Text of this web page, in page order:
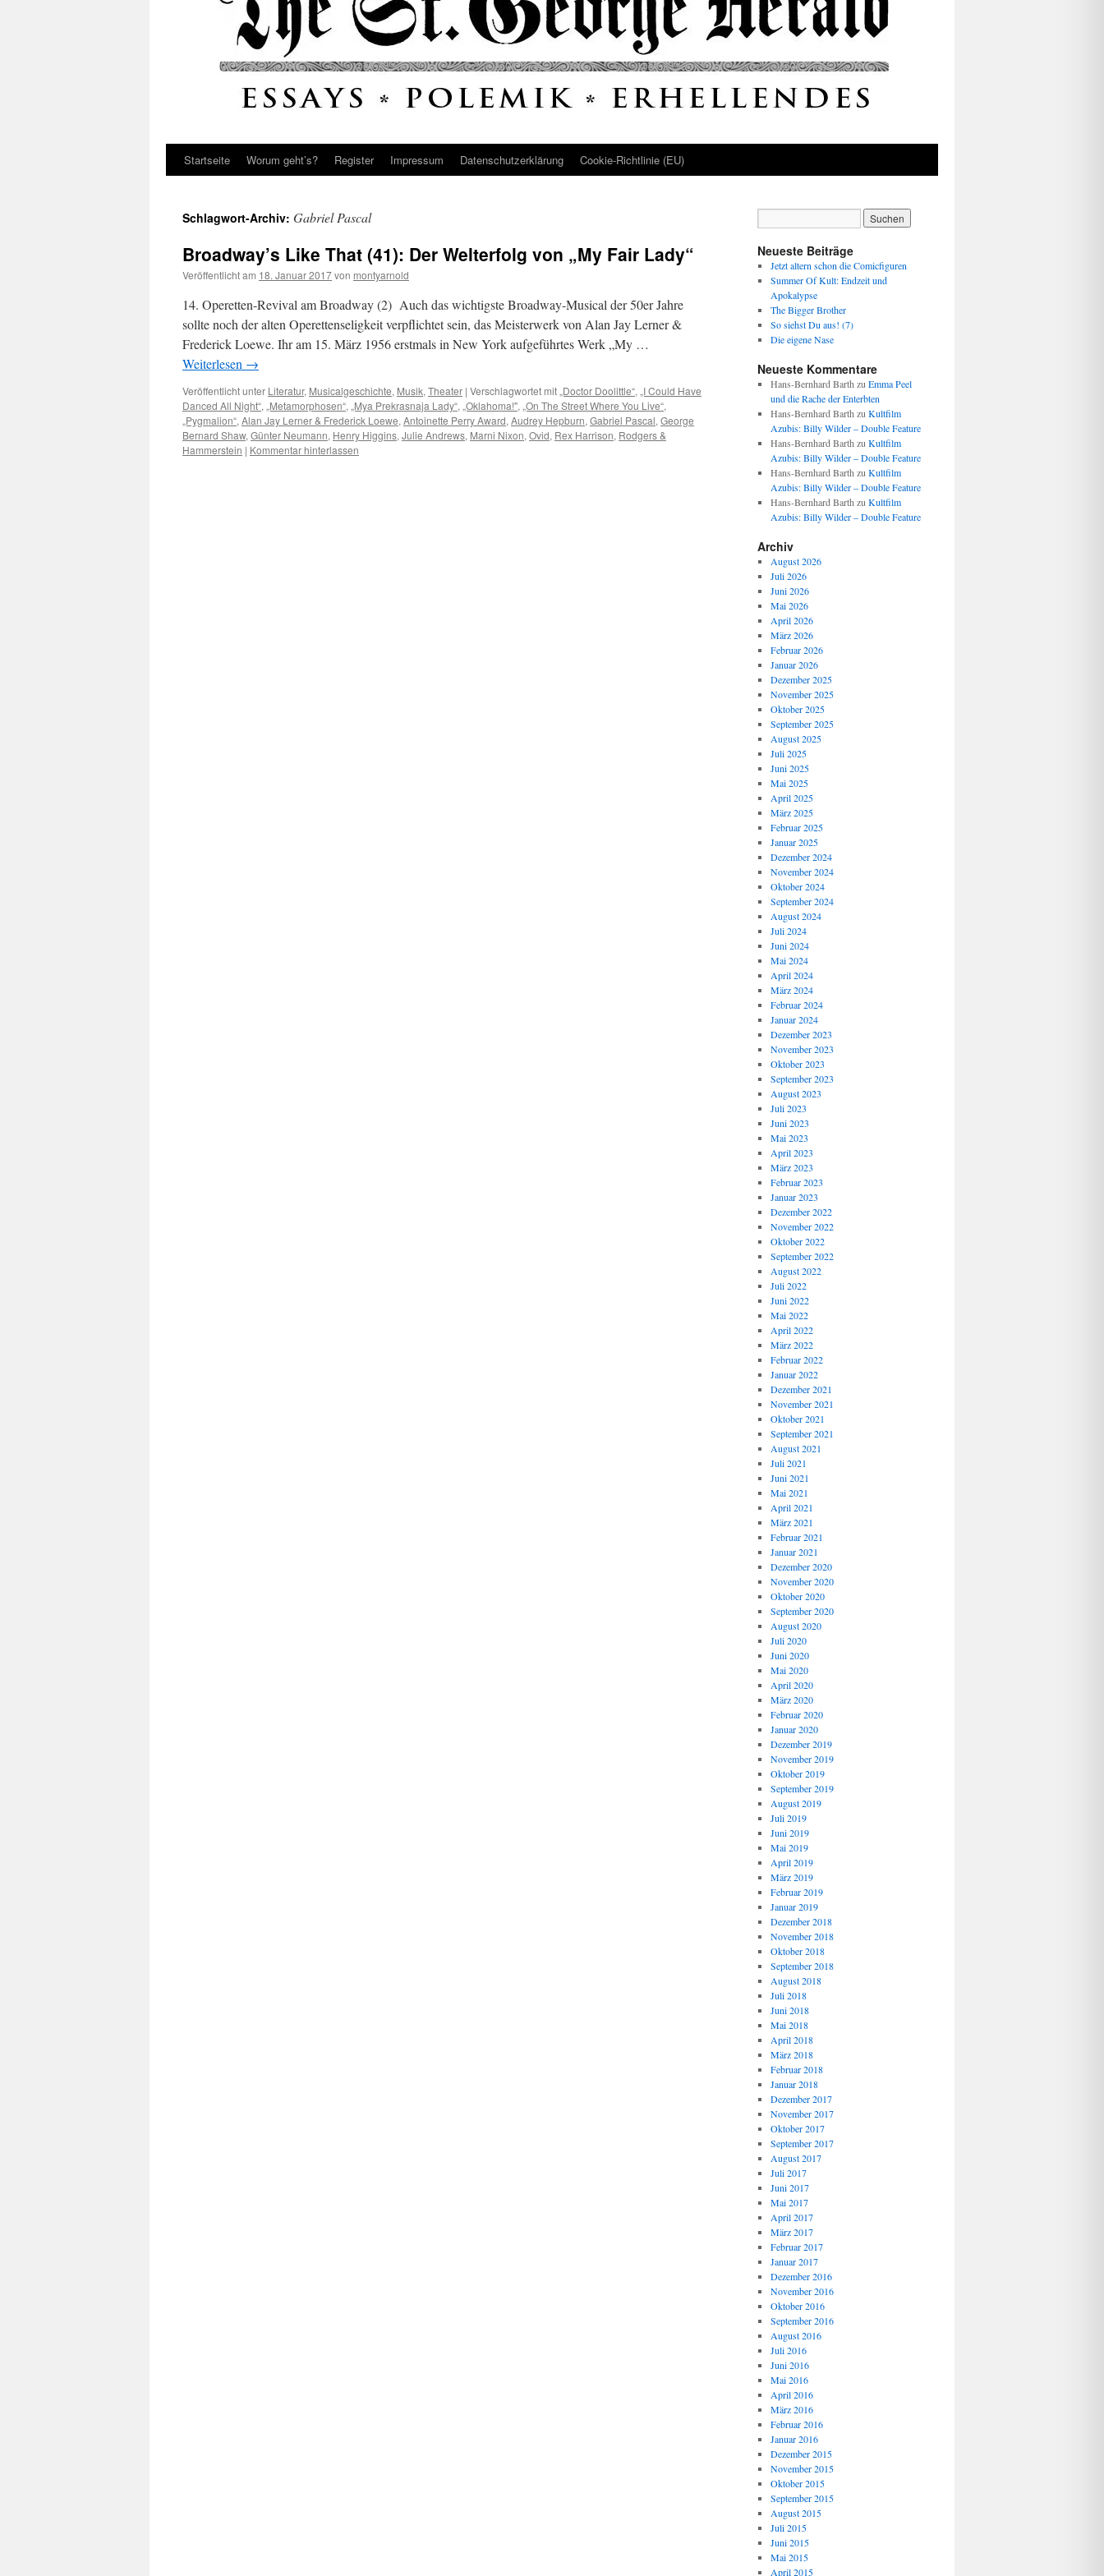
Startseite Worum geht’s? Register Impressum Datenschutz­erklärung Cookie-Richtlinie (EU)
Schlagwort-Archiv: Gabriel Pascal
Broadway’s Like That (41): Der Welterfolg von „My Fair Lady“
Veröffentlicht am 18. Januar 2017von montyarnold
14. Operetten-Revival am Broadway (2) Auch das wichtigste Broadway-Musical der 50er Jahre
sollte noch der alten Operettenseligkeit verpflichtet sein, das Meisterwerk von Alan Jay Lerner &
Frederick Loewe. Ihr am 15. März 1956 erstmals in New York aufgeführtes Werk „My …
Weiterlesen →
Veröffentlicht unter Literatur, Musicalgeschichte, Musik, Theater | Verschlagwortet mit „Doctor Doolittle“, „I Could Have
Danced All Night“, „Metamorphosen“, „Mya Prekrasnaja Lady“, „Oklahoma!", „On The Street Where You Live“,
„Pygmalion“, Alan Jay Lerner & Frederick Loewe, Antoinette Perry Award, Audrey Hepburn, Gabriel Pascal, George
Bernard Shaw, Günter Neumann, Henry Higgins, Julie Andrews, Marni Nixon, Ovid, Rex Harrison, Rodgers &
Hammerstein | Kommentar hinterlassen
Neueste Beiträge
Jetzt altern schon die Comicfiguren
Summer Of Kult: Endzeit und
Apokalypse
The Bigger Brother
So siehst Du aus! (7)
Die eigene Nase
Neueste Kommentare
Hans-Bernhard Barth zu Emma Peel
und die Rache der Enterbten
Hans-Bernhard Barth zu Kultfilm
Azubis: Billy Wilder – Double Feature
Hans-Bernhard Barth zu Kultfilm
Azubis: Billy Wilder – Double Feature
Hans-Bernhard Barth zu Kultfilm
Azubis: Billy Wilder – Double Feature
Hans-Bernhard Barth zu Kultfilm
Azubis: Billy Wilder – Double Feature
Archiv
August 2026
Juli 2026
Juni 2026
Mai 2026
April 2026
März 2026
Februar 2026
Januar 2026
Dezember 2025
November 2025
Oktober 2025
September 2025
August 2025
Juli 2025
Juni 2025
Mai 2025
April 2025
März 2025
Februar 2025
Januar 2025
Dezember 2024
November 2024
Oktober 2024
September 2024
August 2024
Juli 2024
Juni 2024
Mai 2024
April 2024
März 2024
Februar 2024
Januar 2024
Dezember 2023
November 2023
Oktober 2023
September 2023
August 2023
Juli 2023
Juni 2023
Mai 2023
April 2023
März 2023
Februar 2023
Januar 2023
Dezember 2022
November 2022
Oktober 2022
September 2022
August 2022
Juli 2022
Juni 2022
Mai 2022
April 2022
März 2022
Februar 2022
Januar 2022
Dezember 2021
November 2021
Oktober 2021
September 2021
August 2021
Juli 2021
Juni 2021
Mai 2021
April 2021
März 2021
Februar 2021
Januar 2021
Dezember 2020
November 2020
Oktober 2020
September 2020
August 2020
Juli 2020
Juni 2020
Mai 2020
April 2020
März 2020
Februar 2020
Januar 2020
Dezember 2019
November 2019
Oktober 2019
September 2019
August 2019
Juli 2019
Juni 2019
Mai 2019
April 2019
März 2019
Februar 2019
Januar 2019
Dezember 2018
November 2018
Oktober 2018
September 2018
August 2018
Juli 2018
Juni 2018
Mai 2018
April 2018
März 2018
Februar 2018
Januar 2018
Dezember 2017
November 2017
Oktober 2017
September 2017
August 2017
Juli 2017
Juni 2017
Mai 2017
April 2017
März 2017
Februar 2017
Januar 2017
Dezember 2016
November 2016
Oktober 2016
September 2016
August 2016
Juli 2016
Juni 2016
Mai 2016
April 2016
März 2016
Februar 2016
Januar 2016
Dezember 2015
November 2015
Oktober 2015
September 2015
August 2015
Juli 2015
Juni 2015
Mai 2015
April 2015